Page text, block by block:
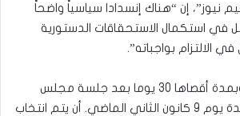
نيوز”، إن “هناك إنسدادا سياسياً واضحاً
في استكمال الاستحقاقات الدستورية
الالتزام بواجباته”.
وأضاف “كان يفترض وبمدة أقصاها 30 يوما بعد جلسة مجلس
النواب الأولى المنعقدة يوم 9 كانون الثاني الماضي. أن يتم انتخاب